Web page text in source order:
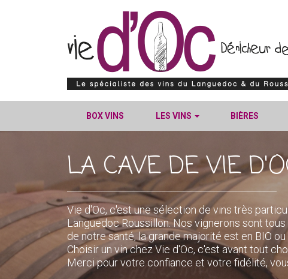
BOX VINS LES VINS BIÈRES
LA CAVE DE VIE
Vie d'Oc, c'est une sélection de vins très
Languedoc Roussillon. Nos vignerons sont
de notre santé, la grande majorité est en BIO
Choisir un vin chez Vie d'Oc, c'est avant tout
Merci pour votre confiance et votre fidélité,